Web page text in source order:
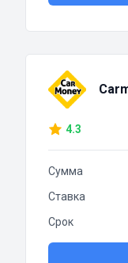
4.3
Сумма
Ставка
Срок